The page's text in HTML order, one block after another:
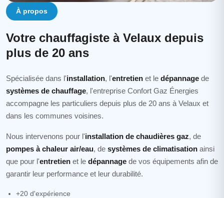
À propos
Votre chauffagiste à Velaux depuis
plus de 20 ans
Spécialisée dans l'installation, l'entretien et le dépannage de
systèmes de chauffage, l'entreprise Confort Gaz Énergies
accompagne les particuliers depuis plus de 20 ans à Velaux et
dans les communes voisines.
Nous intervenons pour l'installation de chaudières gaz, de
pompes à chaleur air/eau, de systèmes de climatisation ainsi
que pour l'entretien et le dépannage de vos équipements afin de
garantir leur performance et leur durabilité.
+20 d'expérience